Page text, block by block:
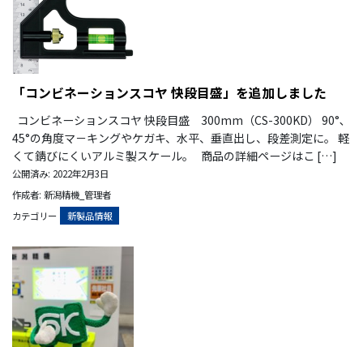
「コンビネーションスコヤ 快段目盛」を追加しました
コンビネーションスコヤ 快段目盛 300mm（CS-300KD） 90°､
45°の角度マ－キングやケガキ、水平、垂直出し、段差測定に。 軽
くて錆びにくいアルミ製スケール。 商品の詳細ページはこ […]
公開済み: 2022年2月3日
作成者: 新潟精機_管理者
カテゴリー
新製品情報